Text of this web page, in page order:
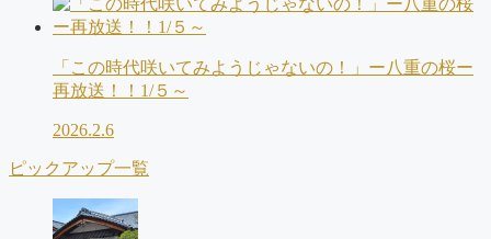
「この時代咲いてみようじゃないの！」ー八重の桜ー
再放送！！1/５～
2026.2.6
ピックアップ一覧